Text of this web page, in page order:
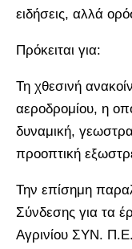
ειδήσεις, αλλά
Πρόκειται για:
Τη χθεσινή
αεροδρομίου, η
δυναμική,
προοπτική
Την επίσημη
Σύνδεσης για τα
Αγρινίου ΣΥΝ.